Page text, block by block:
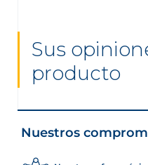
Sus
producto
Nuestros